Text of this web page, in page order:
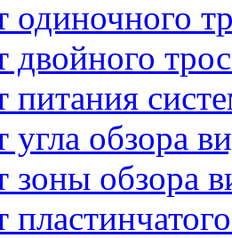
одиночного
двойного
питания
угла обзора
зоны обзора